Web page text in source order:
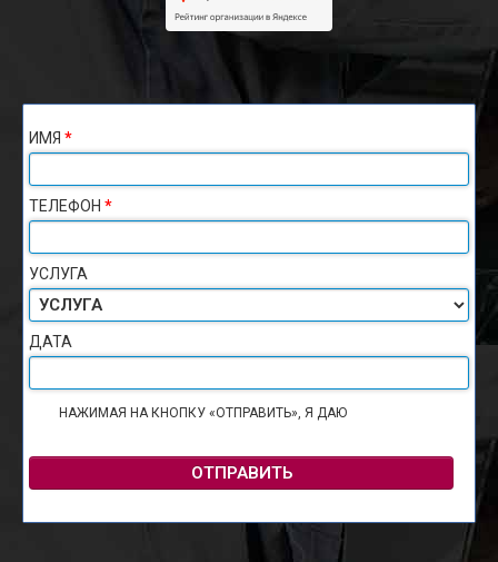
ИМЯ *
ТЕЛЕФОН *
УСЛУГА
ДАТА
НАЖИМАЯ НА КНОПКУ «ОТПРАВИТЬ», Я ДАЮ
ОТПРАВИТЬ